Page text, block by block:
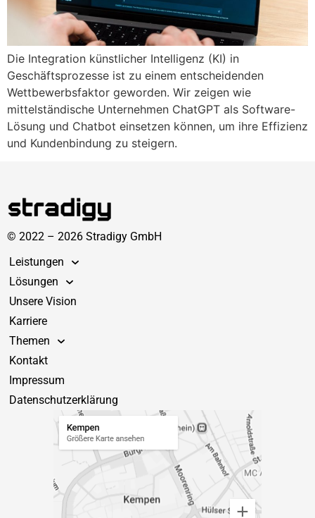
Die Integration künstlicher Intelligenz (KI) in
Geschäftsprozesse ist zu einem entscheidenden
Wettbewerbsfaktor geworden. Wir zeigen wie
mittelständische Unternehmen ChatGPT als Software-
Lösung und Chatbot einsetzen können, um ihre Effizienz
und Kundenbindung zu steigern.
© 2022 – 2026 Stradigy GmbH
Leistungen
Lösungen
Unsere Vision
Karriere
Themen
Kontakt
Impressum
Datenschutzerklärung